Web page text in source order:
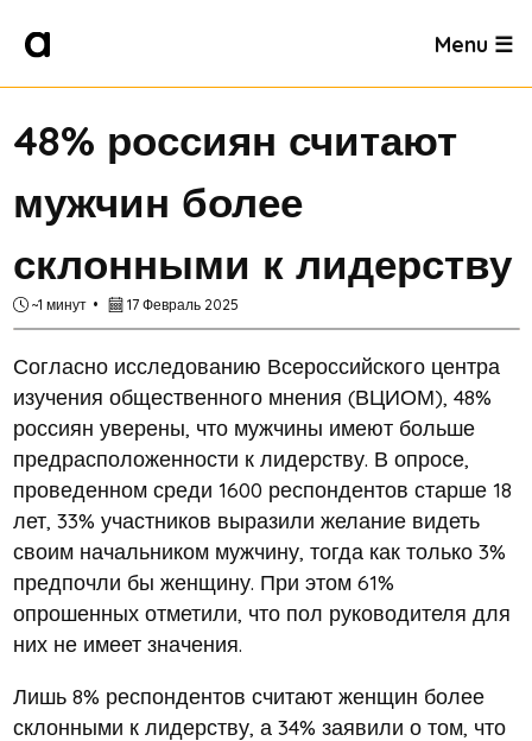
Menu ☰
48% россиян считают
мужчин более
склонными к лидерству
~1 минут 17 Февраль 2025
Согласно исследованию Всероссийского центра
изучения общественного мнения (ВЦИОМ), 48%
россиян уверены, что мужчины имеют больше
предрасположенности к лидерству. В опросе,
проведенном среди 1600 респондентов старше 18
лет, 33% участников выразили желание видеть
своим начальником мужчину, тогда как только 3%
предпочли бы женщину. При этом 61%
опрошенных отметили, что пол руководителя для
них не имеет значения.
Лишь 8% респондентов считают женщин более
склонными к лидерству, а 34% заявили о том, что